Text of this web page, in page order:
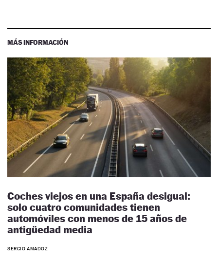
MÁS INFORMACIÓN
Coches viejos en una España desigual:
solo cuatro comunidades tienen
automóviles con menos de 15 años de
antigüedad media
SERGIO AMADOZ